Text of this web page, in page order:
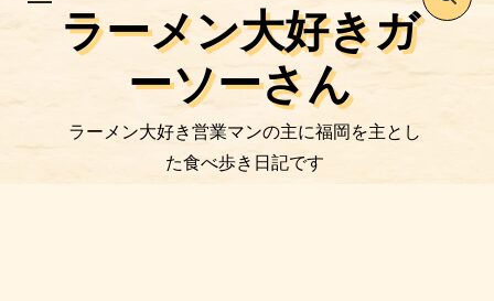
ラーメン大好きガ
ーソーさん
ラーメン大好き営業マンの主に福岡を主とし
た食べ歩き日記です